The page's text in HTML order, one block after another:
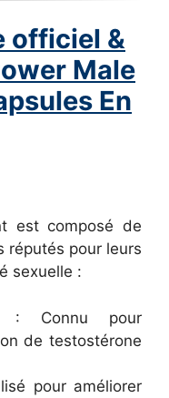
officiel &
Male
En
est composé de
réputés pour leurs
sexuelle :
: Connu pour
de testostérone
pour améliorer